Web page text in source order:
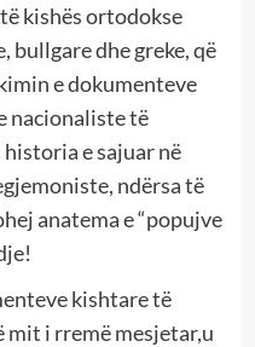
kishës ortodokse
bullgare dhe greke, që
e dokumenteve
nacionaliste të
e sajuar në
ndërsa të
anatema e “popujve
kishtare të
mit i rremë mesjetar,u